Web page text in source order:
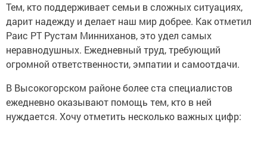
Тем, кто поддерживает семьи в сложных ситуациях,
дарит надежду и делает наш мир добрее. Как отметил
Раис РТ Рустам Минниханов, это удел самых
неравнодушных. Ежедневный труд, требующий
огромной ответственности, эмпатии и самоотдачи.
В Высокогорском районе более ста специалистов
ежедневно оказывают помощь тем, кто в ней
нуждается. Хочу отметить несколько важных цифр: